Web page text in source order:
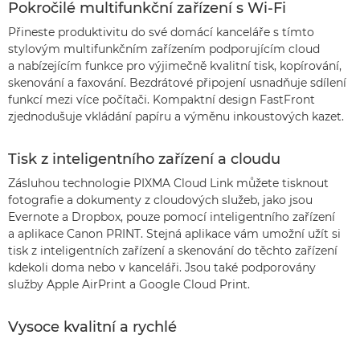
Pokročilé multifunkční zařízení s Wi-Fi
Přineste produktivitu do své domácí kanceláře s tímto
stylovým multifunkčním zařízením podporujícím cloud
a nabízejícím funkce pro výjimečně kvalitní tisk, kopírování,
skenování a faxování. Bezdrátové připojení usnadňuje sdílení
funkcí mezi více počítači. Kompaktní design FastFront
zjednodušuje vkládání papíru a výměnu inkoustových kazet.
Tisk z inteligentního zařízení a cloudu
Zásluhou technologie PIXMA Cloud Link můžete tisknout
fotografie a dokumenty z cloudových služeb, jako jsou
Evernote a Dropbox, pouze pomocí inteligentního zařízení
a aplikace Canon PRINT. Stejná aplikace vám umožní užít si
tisk z inteligentních zařízení a skenování do těchto zařízení
kdekoli doma nebo v kanceláři. Jsou také podporovány
služby Apple AirPrint a Google Cloud Print.
Vysoce kvalitní a rychlé